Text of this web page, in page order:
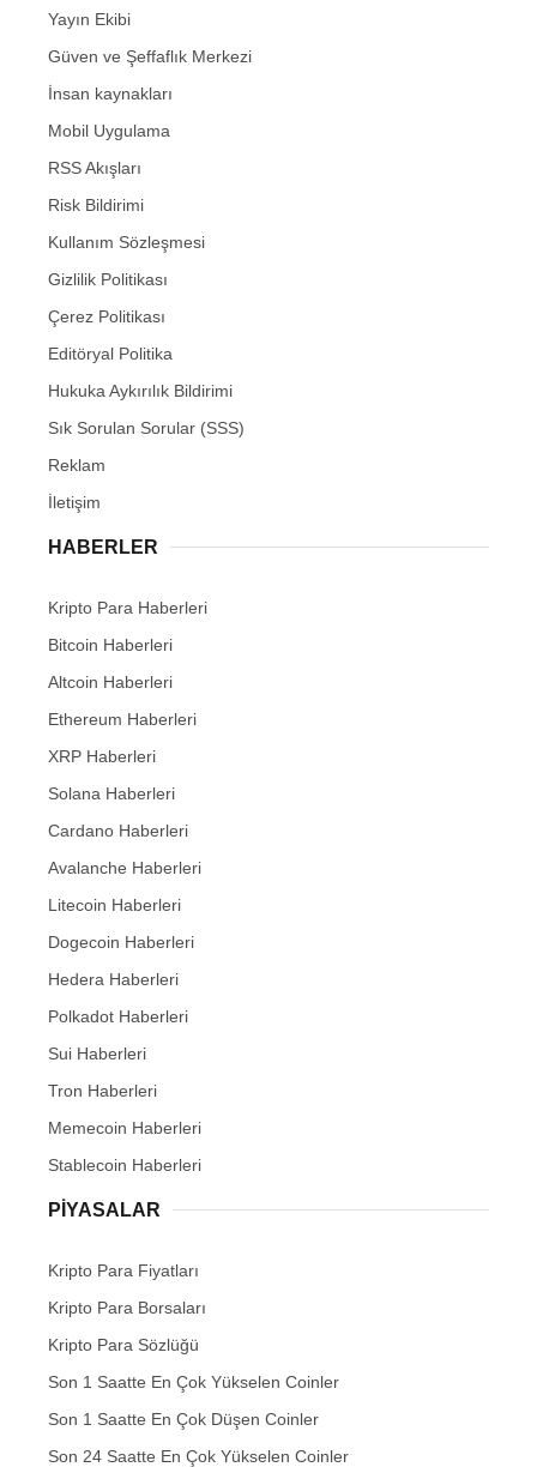
Yayın Ekibi
Güven ve Şeffaflık Merkezi
İnsan kaynakları
Mobil Uygulama
RSS Akışları
Risk Bildirimi
Kullanım Sözleşmesi
Gizlilik Politikası
Çerez Politikası
Editöryal Politika
Hukuka Aykırılık Bildirimi
Sık Sorulan Sorular (SSS)
Reklam
İletişim
HABERLER
Kripto Para Haberleri
Bitcoin Haberleri
Altcoin Haberleri
Ethereum Haberleri
XRP Haberleri
Solana Haberleri
Cardano Haberleri
Avalanche Haberleri
Litecoin Haberleri
Dogecoin Haberleri
Hedera Haberleri
Polkadot Haberleri
Sui Haberleri
Tron Haberleri
Memecoin Haberleri
Stablecoin Haberleri
PIYASALAR
Kripto Para Fiyatları
Kripto Para Borsaları
Kripto Para Sözlüğü
Son 1 Saatte En Çok Yükselen Coinler
Son 1 Saatte En Çok Düşen Coinler
Son 24 Saatte En Çok Yükselen Coinler